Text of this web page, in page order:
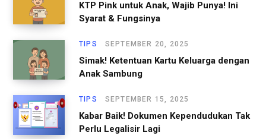
KTP Pink untuk Anak, Wajib Punya! Ini
Syarat & Fungsinya
TIPS SEPTEMBER 20, 2025
Simak! Ketentuan Kartu Keluarga dengan
Anak Sambung
TIPS SEPTEMBER 15, 2025
Kabar Baik! Dokumen Kependudukan Tak
Perlu Legalisir Lagi